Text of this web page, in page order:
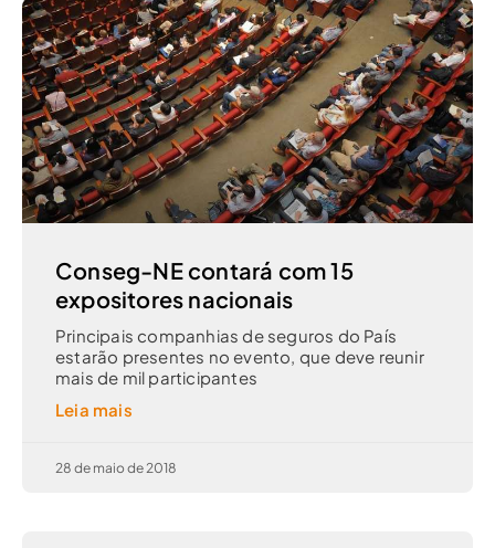
Conseg-NE contará com 15
expositores nacionais
Principais companhias de seguros do País
estarão presentes no evento, que deve reunir
mais de mil participantes
Leia mais
28 de maio de 2018